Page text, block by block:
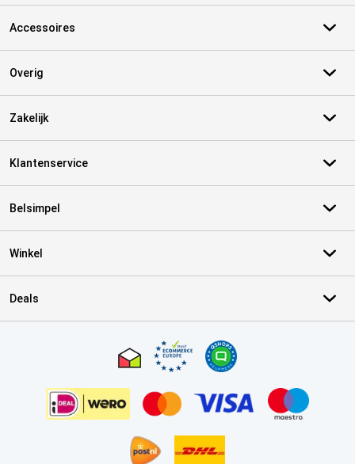
Accessoires
Overig
Zakelijk
Klantenservice
Belsimpel
Winkel
Deals